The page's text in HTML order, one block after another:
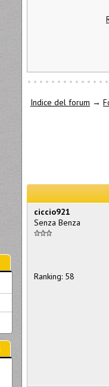
Indice del forum →
ciccio921
Senza Benza
Ranking: 58